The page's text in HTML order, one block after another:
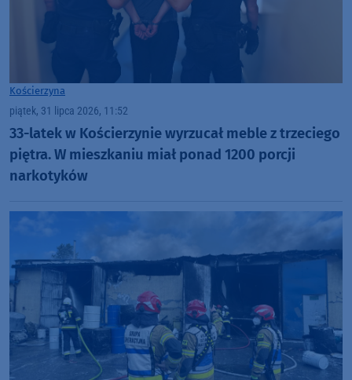
Kościerzyna
piątek, 31 lipca 2026, 11:52
33-latek w Kościerzynie wyrzucał meble z trzeciego
piętra. W mieszkaniu miał ponad 1200 porcji
narkotyków